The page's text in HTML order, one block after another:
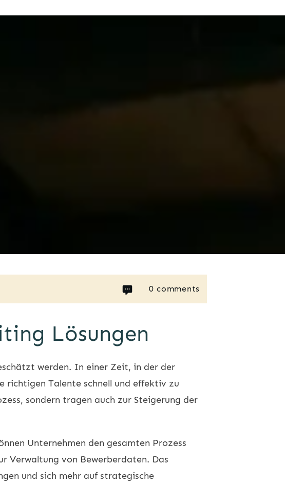
0 comments
Lösungen
werden. In einer Zeit, in der der
richtigen Talente schnell und effektiv zu
sondern tragen auch zur Steigerung der
Unternehmen den gesamten Prozess
Verwaltung von Bewerberdaten. Das
und sich mehr auf strategische